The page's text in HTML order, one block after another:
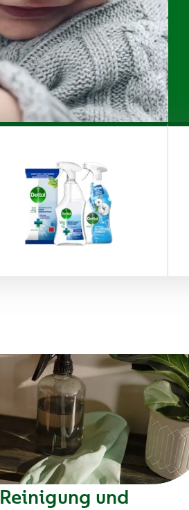
Reinigung und